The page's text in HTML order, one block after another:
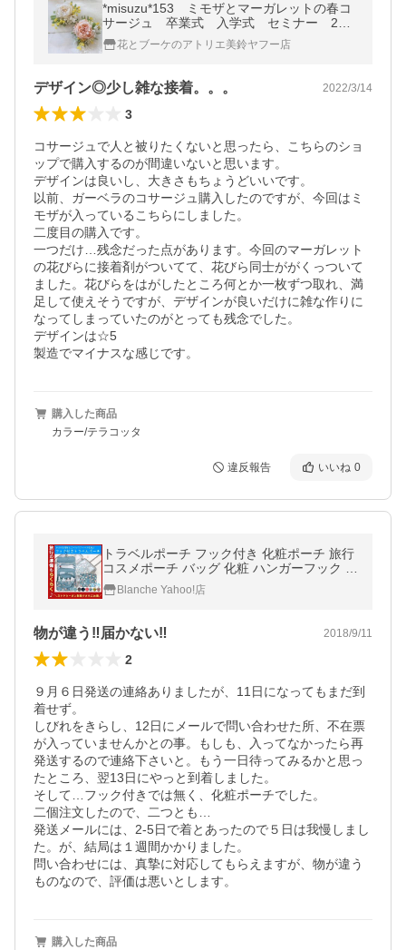
*misuzu*153 ミモザとマーガレットの春コ
サージュ 卒業式 入学式 セミナー 2次
会 パーティ
花とブーケのアトリエ美鈴ヤフー店
デザイン◎少し雑な接着。。。 2022/3/14
3
コサージュで人と被りたくないと思ったら、こちらのショ
ップで購入するのが間違いないと思います。
デザインは良いし、大きさもちょうどいいです。
以前、ガーベラのコサージュ購入したのですが、今回はミ
モザが入っているこちらにしました。
二度目の購入です。
一つだけ…残念だった点があります。今回のマーガレット
の花びらに接着剤がついてて、花びら同士ががくっついて
ました。花びらをはがしたところ何とか一枚ずつ取れ、満
足して使えそうですが、デザインが良いだけに雑な作りに
なってしまっていたのがとっても残念でした。
デザインは☆5
製造でマイナスな感じです。
購入した商品
カラー/テラコッタ
違反報告 いいね 0
トラベルポーチ フック付き 化粧ポーチ 旅行
コスメポーチ バッグ 化粧 ハンガーフック 小
物 収納 バッグインバッグ 防水 大容量 旅行
用品 ポイント消化
Blanche Yahoo!店
物が違う‼︎届かない‼︎ 2018/9/11
2
９月６日発送の連絡ありましたが、11日になってもまだ到
着せず。
しびれをきらし、12日にメールで問い合わせた所、不在票
が入っていませんかとの事。もしも、入ってなかったら再
発送するので連絡下さいと。もう一日待ってみるかと思っ
たところ、翌13日にやっと到着しました。
そして…フック付きでは無く、化粧ポーチでした。
二個注文したので、二つとも…
発送メールには、2-5日で着とあったので５日は我慢しまし
た。が、結局は１週間かかりました。
問い合わせには、真摯に対応してもらえますが、物が違う
ものなので、評価は悪いとします。
購入した商品